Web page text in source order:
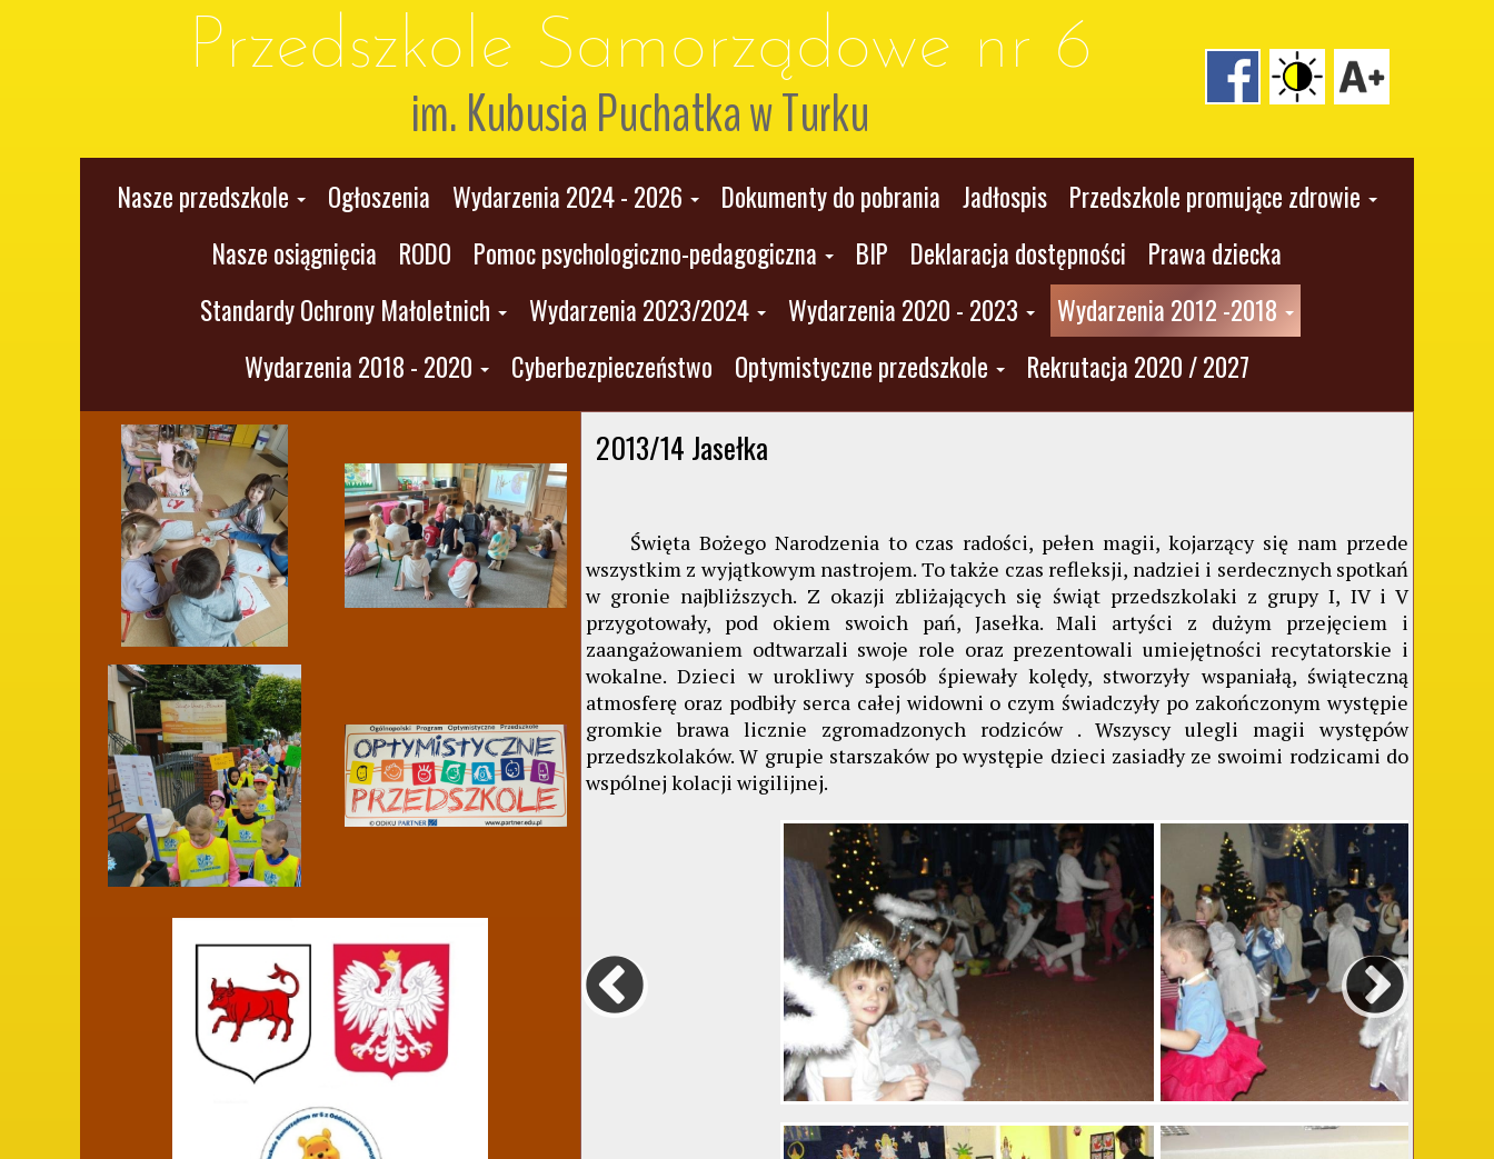
Przedszkole Samorządowe nr 6
im. Kubusia Puchatka w Turku
Nasze przedszkole Ogłoszenia Wydarzenia 2024 - 2026 Dokumenty do pobrania Jadłospis
Przedszkole promujące zdrowie
Nasze osiągnięcia
RODO Pomoc psychologiczno-pedagogiczna BIP Deklaracja dostępności
Prawa dziecka
Standardy Ochrony Małoletnich
Wydarzenia 2023/2024 Wydarzenia 2020 - 2023
Wydarzenia 2012 -2018
Wydarzenia 2018 - 2020
Cyberbezpieczeństwo Optymistyczne przedszkole Rekrutacja 2020 / 2027
2013/14 Jasełka
Święta Bożego Narodzenia to czas radości, pełen magii, kojarzący się nam przede
wszystkim z wyjątkowym nastrojem. To także czas refleksji, nadziei i serdecznych spotkań
w gronie najbliższych. Z okazji zbliżających się świąt przedszkolaki z grupy I, IV i V
przygotowały, pod okiem swoich pań, Jasełka. Mali artyści z dużym przejęciem i
zaangażowaniem odtwarzali swoje role oraz prezentowali umiejętności recytatorskie i
wokalne. Dzieci w urokliwy sposób śpiewały kolędy, stworzyły wspaniałą, świąteczną
atmosferę oraz podbiły serca całej widowni o czym świadczyły po zakończonym występie
gromkie brawa licznie zgromadzonych rodziców . Wszyscy ulegli magii występów
przedszkolaków. W grupie starszaków po występie dzieci zasiadły ze swoimi rodzicami do
wspólnej kolacji wigilijnej.